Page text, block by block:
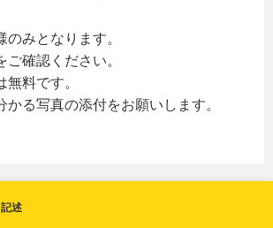
みとなります。
ご確認ください。
料です。
る写真の添付をお願いします。
述